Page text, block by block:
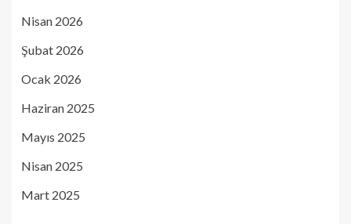
Nisan 2026
Şubat 2026
Ocak 2026
Haziran 2025
Mayıs 2025
Nisan 2025
Mart 2025